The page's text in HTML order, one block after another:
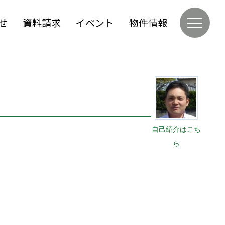
資料請求 イベント 物件情報
自己紹介はこち
ら